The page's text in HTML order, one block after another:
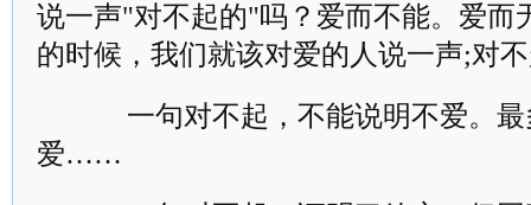
说一声"对不起的"吗？爱而不能。爱而
的时候，我们就该对爱的人说一声;对
一句对不起，不能说明不爱。最
爱……